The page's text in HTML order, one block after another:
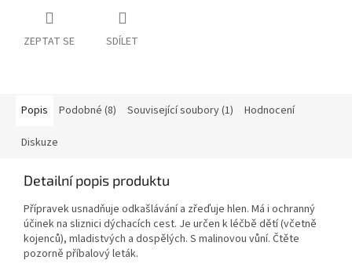
ZEPTAT SE SDÍLET
Popis Podobné (8) Související soubory (1) Hodnocení
Diskuze
Detailní popis produktu
Přípravek usnadňuje odkašlávání a zřeďuje hlen. Má i ochranný
účinek na sliznici dýchacích cest. Je určen k léčbě dětí (včetně
kojenců), mladistvých a dospělých. S malinovou vůní. Čtěte
pozorně příbalový leták.